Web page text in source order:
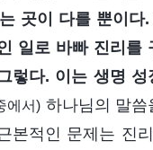
곳이 다를 뿐이다
일로 바빠 진리를
렇다. 이는 생명
에서) 하나님의 말씀
적인 문제는 진